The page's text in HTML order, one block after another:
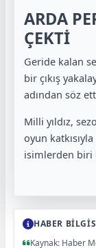
ARDA
ÇEKTİ
Geride kalan
bir çıkış
adından söz
Milli yıldız,
oyun
isimlerden biri
HABER
Kaynak: Haber